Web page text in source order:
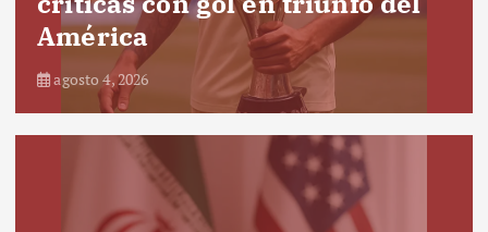
América
agosto 4, 2026